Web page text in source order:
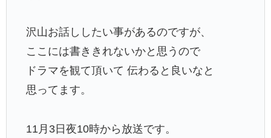
沢山お話ししたい事があるのですが、
ここには書ききれないかと思うので
ドラマを観て頂いて 伝わると良いなと
思ってます。
11月3日夜10時から放送です。